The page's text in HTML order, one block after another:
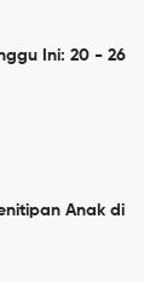
Ini: 20 - 26
Anak di